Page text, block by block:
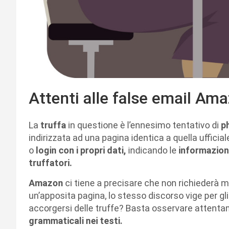
Attenti alle false email
La truffa in questione è l’ennesimo tentativo di
indirizzata ad una pagina identica a quella
o login con i propri dati, indicando le
truffatori.
Amazon ci tiene a precisare che non richiederà
un’apposita pagina, lo stesso discorso vige per gli
accorgersi delle truffe? Basta osservare
grammaticali nei testi.